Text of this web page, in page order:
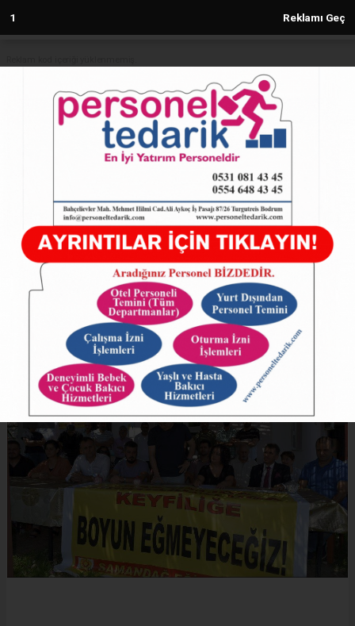
Anasayfa EĞİTİM
HAKSIZ, HUKUKSUZ VE KEYFİ
İHRAÇLAR SON BULSUN!
06.08.2022 - 22:02, Güncelleme: 21.09.2022 - 11:39
5893+ kez okundu.
HAKSIZ, HUKUKSUZ VE KEYFİ İHRAÇLAR SON
BULSUN!
ABONE OL